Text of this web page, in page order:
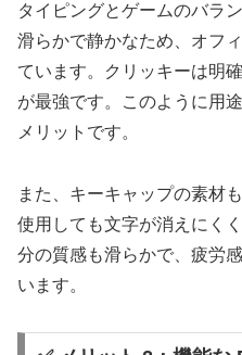
タイピングとゲームのバラ
滑らかで静かなため、オフ
ています。クリッキーは明
が最強です。このように用
メリットです。
また、キーキャップの素材
使用しても文字が消えにく
分の質感も滑らかで、疲労
います。